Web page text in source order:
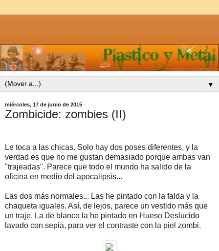
▼
miércoles, 17 de junio de 2015
Zombicide: zombies (II)
Le toca a las chicas. Solo hay dos poses diferentes, y la
verdad es que no me gustan demasiado porque ambas van
"trajeadas". Parece que todo el mundo ha salido de la
oficina en medio del apocalipsis...
Las dos más normales... Las he pintado con la falda y la
chaqueta iguales. Así, de lejos, parece un vestido más que
un traje. La de blanco la he pintado en Hueso Deslucido
lavado con sepia, para ver el contraste con la piel zombi.